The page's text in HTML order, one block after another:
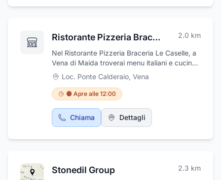
per intolleranti e celiaci proponendo corretti
esame dell'udito gratuito. ORARIO ESTIVO
FARMACIA : DALLE 9 ALLE 13 E DALLE 17.00
ALLE 20.00.
Ristorante Pizzeria Braceria ''Le Caselle'' 2.0 km
Nel Ristorante Pizzeria Braceria Le Caselle, a
Vena di Maida troverai menu italiani e cucina
tipica calabrese, potrai gustare piatti tipici e
tradizionali, grigliate pizza e primi piatti, non
lasciarti sfuggire l'occasione di mangiare la
pizza croccante, preparata appena sfornata
secondo metodi originali. Non va trascurata
l'ampia scelta di specialità di caffè e tè in
Loc. Ponte Calderaio, Vena
🟠 Apre alle 12:00
Chiama Dettagli
Stonedil Group 2.3 km